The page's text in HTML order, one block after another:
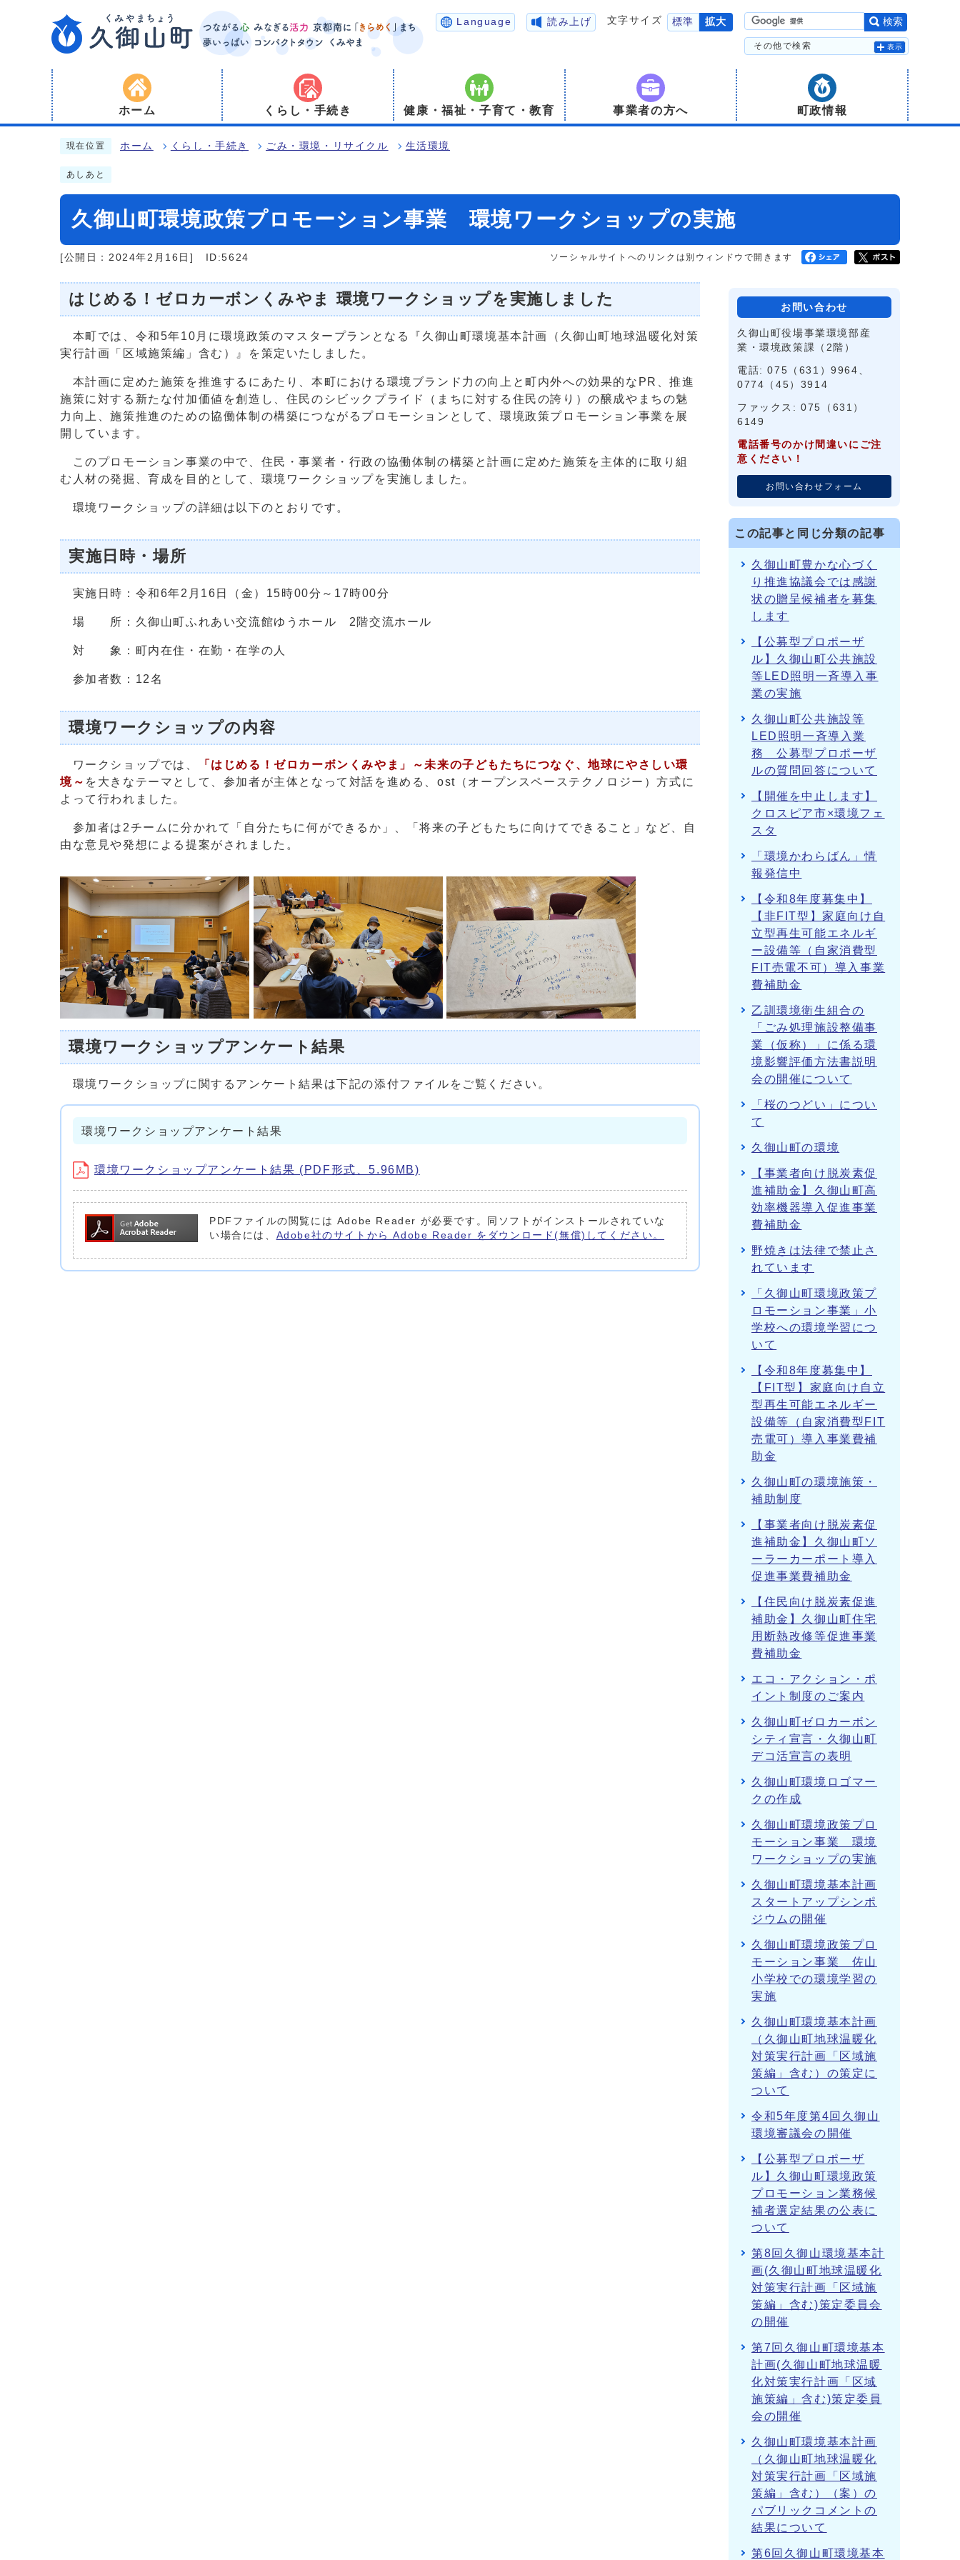
Language 読み上げ 文字サイズ 標準 拡大 検索
その他で検索 表示
ホーム くらし・手続き 健康・福祉・子育て・教育 事業者の方へ 町政情報
現在位置 ホーム くらし・手続き ごみ・環境・リサイクル 生活環境
あしあと
久御山町環境政策プロモーション事業 環境ワークショップの実施
[公開日：2024年2月16日] ID:5624 ソーシャルサイトへのリンクは別ウィンドウで開きます
はじめる！ゼロカーボンくみやま 環境ワークショップを実施しました
本町では、令和5年10月に環境政策のマスタープランとなる『久御山町環境基本計画（久御山町地球温暖化対策
実行計画「区域施策編」含む）』を策定いたしました。
本計画に定めた施策を推進するにあたり、本町における環境ブランド力の向上と町内外への効果的なPR、推進
施策に対する新たな付加価値を創造し、住民のシビックプライド（まちに対する住民の誇り）の醸成やまちの魅
力向上、施策推進のための協働体制の構築につながるプロモーションとして、環境政策プロモーション事業を展
開しています。
このプロモーション事業の中で、住民・事業者・行政の協働体制の構築と計画に定めた施策を主体的に取り組
む人材の発掘、育成を目的として、環境ワークショップを実施しました。
環境ワークショップの詳細は以下のとおりです。
実施日時・場所
実施日時：令和6年2月16日（金）15時00分～17時00分
場 所：久御山町ふれあい交流館ゆうホール 2階交流ホール
対 象：町内在住・在勤・在学の人
参加者数：12名
環境ワークショップの内容
ワークショップでは、
「はじめる！ゼロカーボンくみやま」～未来の子どもたちにつなぐ、地球にやさしい環
境～ を大きなテーマとして、参加者が主体となって対話を進める、ost（オープンスペーステクノロジー）方式に
よって行われました。
参加者は2チームに分かれて「自分たちに何ができるか」、「将来の子どもたちに向けてできること」など、自
由な意見や発想による提案がされました。
環境ワークショップアンケート結果
環境ワークショップに関するアンケート結果は下記の添付ファイルをご覧ください。
環境ワークショップアンケート結果
環境ワークショップアンケート結果 (PDF形式、5.96MB)
PDFファイルの閲覧には Adobe Reader が必要です。同ソフトがインストールされていな
い場合には、 Adobe社のサイトから Adobe Reader をダウンロード(無償)してください。
お問い合わせ
久御山町役場事業環境部産
業・環境政策課（2階）
電話: 075（631）9964、
0774（45）3914
ファックス: 075（631）
6149
電話番号のかけ間違いにご注
意ください！
お問い合わせフォーム
この記事と同じ分類の記事
久御山町豊かな心づく
り推進協議会では感謝
状の贈呈候補者を募集
します
【公募型プロポーザ
ル】久御山町公共施設
等LED照明一斉導入事
業の実施
久御山町公共施設等
LED照明一斉導入業
務 公募型プロポーザ
ルの質問回答について
【開催を中止します】
クロスピア市×環境フェ
スタ
「環境かわらばん」情
報発信中
【令和8年度募集中】
【非FIT型】家庭向け自
立型再生可能エネルギ
ー設備等（自家消費型
FIT売電不可）導入事業
費補助金
乙訓環境衛生組合の
「ごみ処理施設整備事
業（仮称）」に係る環
境影響評価方法書説明
会の開催について
「桜のつどい」につい
て
久御山町の環境
【事業者向け脱炭素促
進補助金】久御山町高
効率機器導入促進事業
費補助金
野焼きは法律で禁止さ
れています
「久御山町環境政策プ
ロモーション事業」小
学校への環境学習につ
いて
【令和8年度募集中】
【FIT型】家庭向け自立
型再生可能エネルギー
設備等（自家消費型FIT
売電可）導入事業費補
助金
久御山町の環境施策・
補助制度
【事業者向け脱炭素促
進補助金】久御山町ソ
ーラーカーポート導入
促進事業費補助金
【住民向け脱炭素促進
補助金】久御山町住宅
用断熱改修等促進事業
費補助金
エコ・アクション・ポ
イント制度のご案内
久御山町ゼロカーボン
シティ宣言・久御山町
デコ活宣言の表明
久御山町環境ロゴマー
クの作成
久御山町環境政策プロ
モーション事業 環境
ワークショップの実施
久御山町環境基本計画
スタートアップシンポ
ジウムの開催
久御山町環境政策プロ
モーション事業 佐山
小学校での環境学習の
実施
久御山町環境基本計画
（久御山町地球温暖化
対策実行計画「区域施
策編」含む）の策定に
ついて
令和5年度第4回久御山
環境審議会の開催
【公募型プロポーザ
ル】久御山町環境政策
プロモーション業務候
補者選定結果の公表に
ついて
第8回久御山環境基本計
画(久御山町地球温暖化
対策実行計画「区域施
策編」含む)策定委員会
の開催
第7回久御山町環境基本
計画(久御山町地球温暖
化対策実行計画「区域
施策編」含む)策定委員
会の開催
久御山町環境基本計画
（久御山町地球温暖化
対策実行計画「区域施
策編」含む）（案）の
パブリックコメントの
結果について
第6回久御山町環境基本